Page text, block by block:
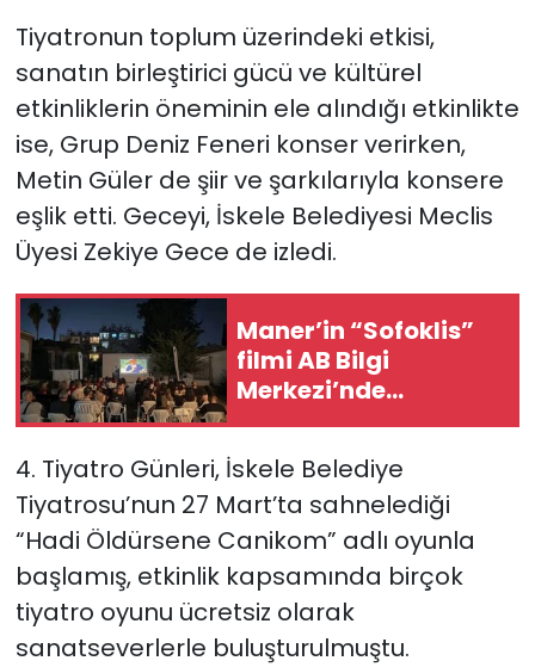
Tiyatronun toplum üzerindeki etkisi,
sanatın birleştirici gücü ve kültürel
etkinliklerin öneminin ele alındığı etkinlikte
ise, Grup Deniz Feneri konser verirken,
Metin Güler de şiir ve şarkılarıyla konsere
eşlik etti. Geceyi, İskele Belediyesi Meclis
Üyesi Zekiye Gece de izledi.
Maner’in “Sofoklis”
filmi AB Bilgi
Merkezi’nde
gösterildi
4. Tiyatro Günleri, İskele Belediye
Tiyatrosu’nun 27 Mart’ta sahnelediği
“Hadi Öldürsene Canikom” adlı oyunla
başlamış, etkinlik kapsamında birçok
tiyatro oyunu ücretsiz olarak
sanatseverlerle buluşturulmuştu.